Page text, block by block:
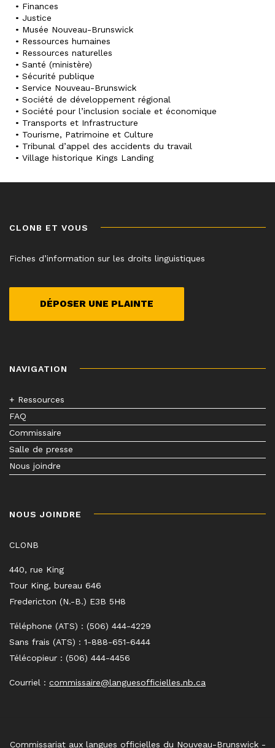
• Finances
• Justice
• Musée Nouveau-Brunswick
• Ressources humaines
• Ressources naturelles
• Santé (ministère)
• Sécurité publique
• Service Nouveau-Brunswick
• Société de développement régional
• Société pour l’inclusion sociale et économique
• Transports et Infrastructure
• Tourisme, Patrimoine et Culture
• Tribunal d’appel des accidents du travail
• Village historique Kings Landing
CLONB ET VOUS
Fiches d’information sur les droits linguistiques
DÉPOSER UNE PLAINTE
NAVIGATION
+ Ressources
FAQ
Commissaire
Salle de presse
Nous joindre
NOUS JOINDRE
CLONB
440, rue King
Tour King, bureau 646
Fredericton (N.-B.) E3B 5H8
Téléphone (ATS) : (506) 444-4229
Sans frais (ATS) : 1-888-651-6444
Télécopieur : (506) 444-4456
Courriel : commissaire@languesofficielles.nb.ca
Commissariat aux langues officielles du Nouveau-Brunswick -